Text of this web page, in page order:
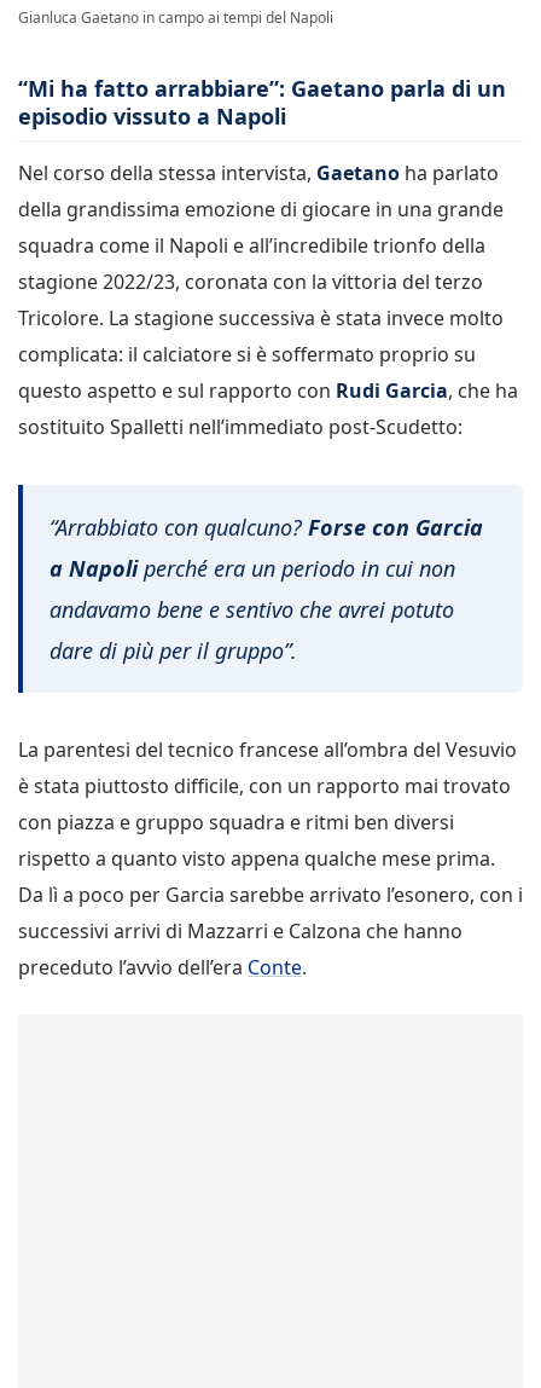
Gianluca Gaetano in campo ai tempi del Napoli
“Mi ha fatto arrabbiare”: Gaetano parla di un
episodio vissuto a Napoli
Nel corso della stessa intervista, Gaetano ha parlato
della grandissima emozione di giocare in una grande
squadra come il Napoli e all’incredibile trionfo della
stagione 2022/23, coronata con la vittoria del terzo
Tricolore. La stagione successiva è stata invece molto
complicata: il calciatore si è soffermato proprio su
questo aspetto e sul rapporto con Rudi Garcia, che ha
sostituito Spalletti nell’immediato post-Scudetto:
“Arrabbiato con qualcuno?Forse con Garcia
a Napoliperché era un periodo in cui non
andavamo bene e sentivo che avrei potuto
dare di più per il gruppo”.
La parentesi del tecnico francese all’ombra del Vesuvio
è stata piuttosto difficile, con un rapporto mai trovato
con piazza e gruppo squadra e ritmi ben diversi
rispetto a quanto visto appena qualche mese prima.
Da lì a poco per Garcia sarebbe arrivato l’esonero, con i
successivi arrivi di Mazzarri e Calzona che hanno
preceduto l’avvio dell’era Conte.